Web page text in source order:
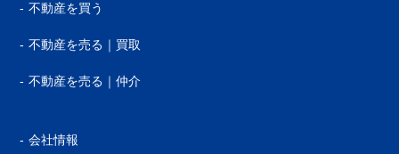
不動産を買う
不動産を売る｜買取
不動産を売る｜仲介
会社情報